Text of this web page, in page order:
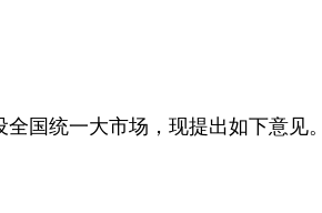
国统一大市场，现提出如下意见。